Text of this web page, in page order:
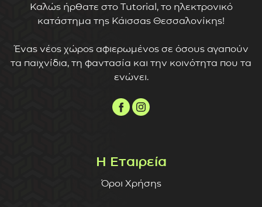
Καλώς ήρθατε στο Tutorial, το ηλεκτρονικό
κατάστημα της Κάισσας Θεσσαλονίκης!
Ένας νέος χώρος αφιερωμένος σε όσους αγαπούν
τα παιχνίδια, τη φαντασία και την κοινότητα που τα
ενώνει.
Η Εταιρεία
Όροι Χρήσης